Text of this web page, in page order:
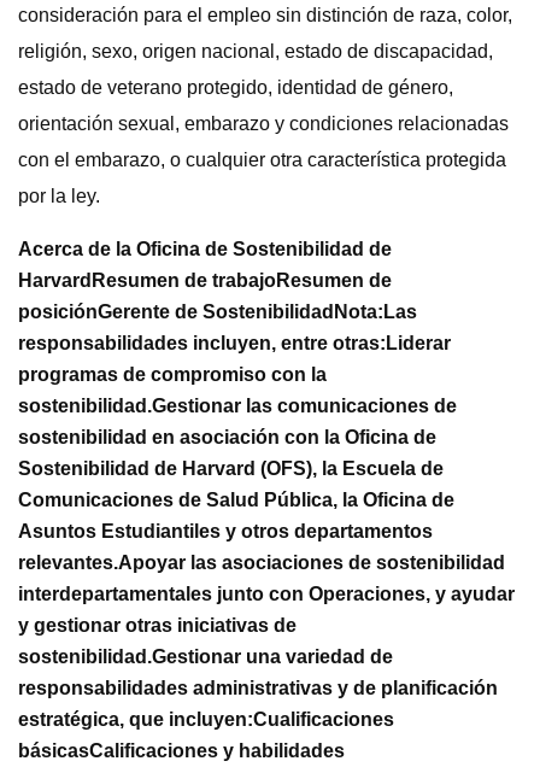
consideración para el empleo sin distinción de raza, color,
religión, sexo, origen nacional, estado de discapacidad,
estado de veterano protegido, identidad de género,
orientación sexual, embarazo y condiciones relacionadas
con el embarazo, o cualquier otra característica protegida
por la ley.
Acerca de la Oficina de Sostenibilidad de
Harvard Resumen de trabajoResumen de
posiciónGerente de Sostenibilidad Nota: Las
responsabilidades incluyen, entre otras: Liderar
programas de compromiso con la
sostenibilidad.Gestionar las comunicaciones de
sostenibilidad en asociación con la Oficina de
Sostenibilidad de Harvard (OFS), la Escuela de
Comunicaciones de Salud Pública, la Oficina de
Asuntos Estudiantiles y otros departamentos
relevantes.Apoyar las asociaciones de sostenibilidad
interdepartamentales junto con Operaciones, y ayudar
y gestionar otras iniciativas de
sostenibilidad.Gestionar una variedad de
responsabilidades administrativas y de planificación
estratégica, que incluyen:Cualificaciones
básicasCalificaciones y habilidades